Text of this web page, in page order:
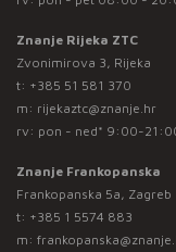
Znanje Rijeka ZTC
Zvonimirova 3, Rijeka
t: +385 51 581 370
m: rijekaztc@znanje.hr
rv: pon - ned* 9:00-
Znanje Frankopanska
Frankopanska 5a, Zagreb
t: +385 1 5574 883
m: